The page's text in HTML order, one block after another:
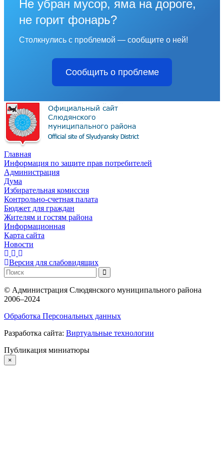
Не убран мусор, яма на дороге,
не горит фонарь?
Столкнулись с проблемой — сообщите о ней!
Сообщить о проблеме
Главная
Информация по защите прав потребителей
Администрация
Дума
Избирательная комиссия
Контрольно-счетная палата
Бюджет для граждан
Жителям и гостям района
Информационная
Карта сайта
Новости
Версия для слабовидящих
© Администрация Слюдянского муниципального района
2006–2024
Обработка Персональных данных
Разработка сайта: Виртуальные технологии
Публикация миниатюры
×